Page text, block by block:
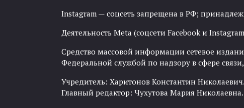
Instagram — соцсеть запрещена в РФ;
Деятельность Meta (соцсети Facebook и
Средство массовой информации сетевое
Федеральной службой по надзору в сфере
Учредитель: Харитонов Константин Николаевич.
Главный редактор: Чухутова Мария Николаевна.